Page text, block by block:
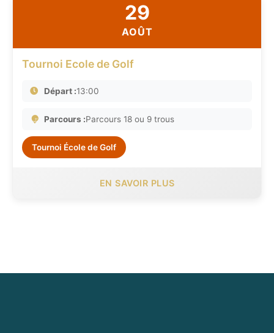
29
AOÛT
Tournoi Ecole de Golf
Départ :13:00
Parcours :Parcours 18 ou 9 trous
Tournoi École de Golf
EN SAVOIR PLUS